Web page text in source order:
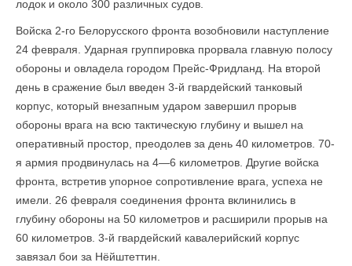
лодок и около 300 различных судов.
Войска 2-го Белорусского фронта возобновили наступление
24 февраля. Ударная группировка прорвала главную полосу
обороны и овладела городом Прейс-Фридланд. На второй
день в сражение был введен 3-й гвардейский танковый
корпус, который внезапным ударом завершил прорыв
обороны врага на всю тактическую глубину и вышел на
оперативный простор, преодолев за день 40 километров. 70-
я армия продвинулась на 4—6 километров. Другие войска
фронта, встретив упорное сопротивление врага, успеха не
имели. 26 февраля соединения фронта вклинились в
глубину обороны на 50 километров и расширили прорыв на
60 километров. 3-й гвардейский кавалерийский корпус
завязал бои за Нёйштеттин.